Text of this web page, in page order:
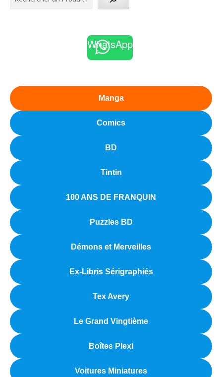
WhatsApp
Manga
Comics
BD
Tintin
100 ANS DE FRANQUIN
Puzzles BD
Démons et Merveilles
Ex-Libris Sérigraphiés
Tex Avery
Le Grand Vingtième
Boîtes Plexi
Voitures Miniatures